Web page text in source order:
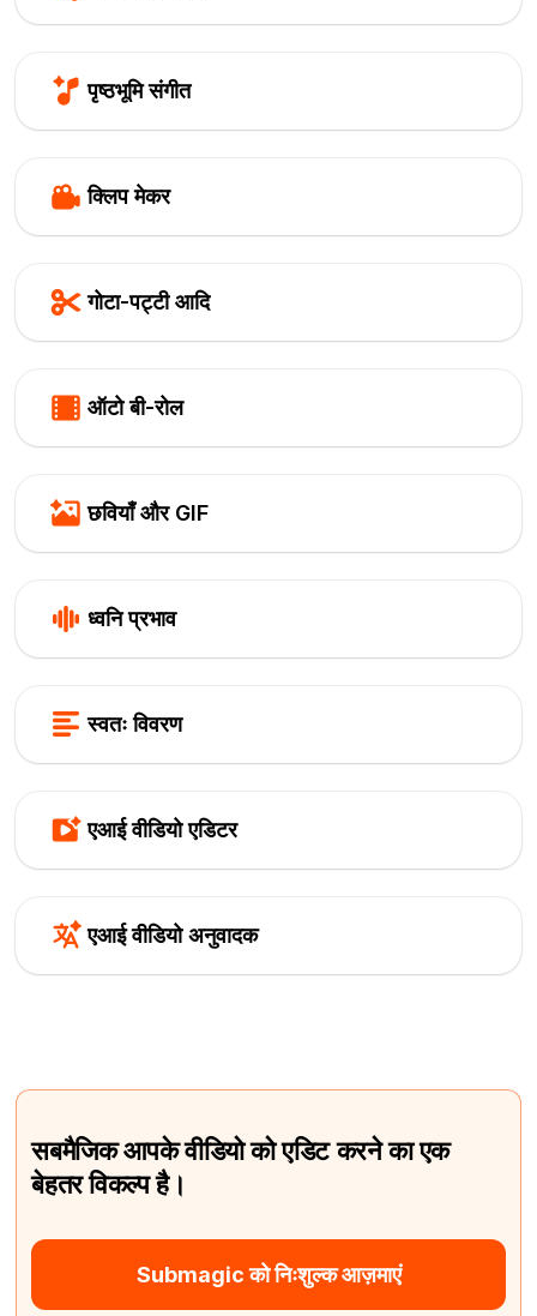
पृष्ठभूमि संगीत
क्लिप मेकर
गोटा-पट्टी आदि
ऑटो बी-रोल
छवियाँ और GIF
ध्वनि प्रभाव
स्वतः विवरण
एआई वीडियो एडिटर
एआई वीडियो अनुवादक
सबमैजिक आपके वीडियो को एडिट करने का एक
बेहतर विकल्प है।
Submagic को निःशुल्क आज़माएं